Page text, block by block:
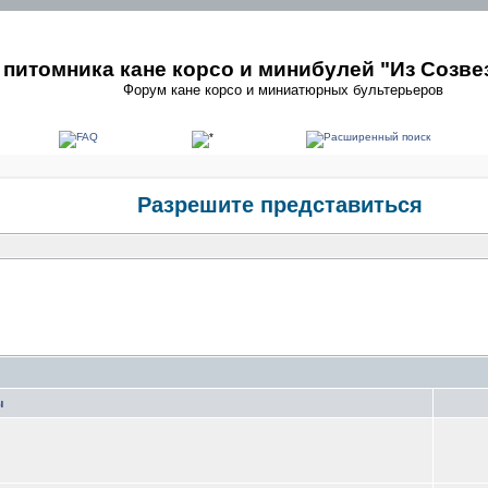
кане корсо и минибулей "Из
Форум кане корсо и миниатюрных бультерьеров
Разрешите представиться